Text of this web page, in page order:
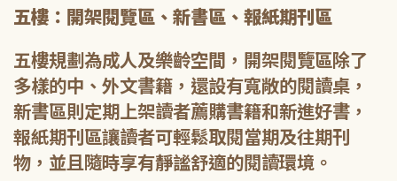
五樓：開架閱覽區、新書區、報紙期刊區
五樓規劃為成人及樂齡空間，開架閱覽區除了
多樣的中、外文書籍，還設有寬敞的閱讀桌，
新書區則定期上架讀者薦購書籍和新進好書，
報紙期刊區讓讀者可輕鬆取閱當期及往期刊
物，並且隨時享有靜謐舒適的閱讀環境。